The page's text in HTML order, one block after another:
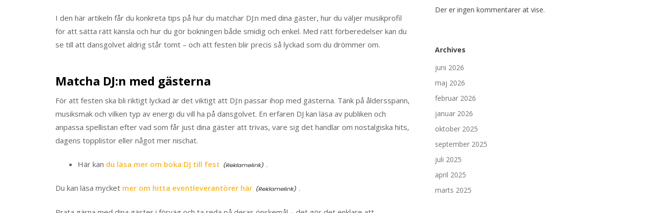
I den här artikeln får du konkreta tips på hur du matchar DJ:n med dina gäster, hur du väljer musikprofil
för att sätta rätt känsla och hur du gör bokningen både smidig och enkel. Med rätt förberedelser kan du
se till att dansgolvet aldrig står tomt – och att festen blir precis så lyckad som du drömmer om.
Matcha DJ:n med gästerna
För att festen ska bli riktigt lyckad är det viktigt att DJ:n passar ihop med gästerna. Tänk på åldersspann,
musiksmak och vilken typ av energi du vill ha på dansgolvet. En erfaren DJ kan läsa av publiken och
anpassa spellistan efter vad som får just dina gäster att trivas, vare sig det handlar om nostalgiska hits,
dagens topplistor eller något mer nischat.
Här kan du läsa mer om boka DJ till fest .
Du kan läsa mycket mer om hitta eventleverantörer här .
Der er ingen kommentarer at vise.
Archives
juni 2026
maj 2026
februar 2026
januar 2026
oktober 2025
september 2025
juli 2025
april 2025
marts 2025